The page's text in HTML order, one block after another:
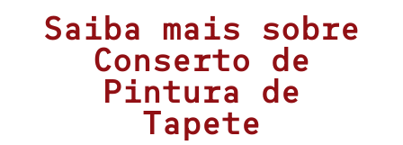
Saiba mais sobre
Conserto de
Pintura de
Tapete